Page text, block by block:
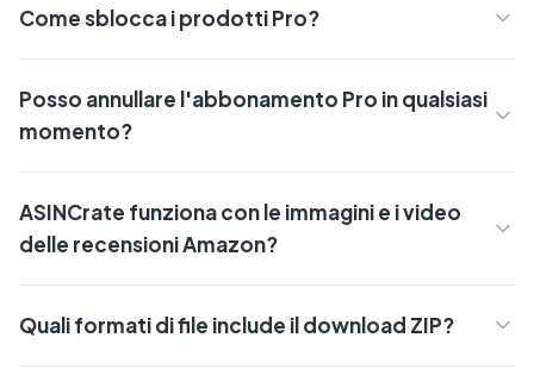
Come sblocca i prodotti Pro?
Posso annullare l'abbonamento Pro in qualsiasi
momento?
ASINCrate funziona con le immagini e i video
delle recensioni Amazon?
Quali formati di file include il download ZIP?